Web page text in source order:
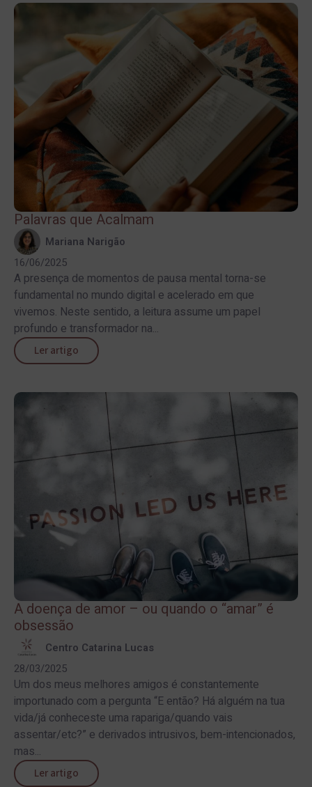
Palavras que Acalmam
Mariana Narigão
16/06/2025
A presença de momentos de pausa mental torna-se
fundamental no mundo digital e acelerado em que
vivemos. Neste sentido, a leitura assume um papel
profundo e transformador na...
Ler artigo
A doença de amor – ou quando o “amar” é
obsessão
Centro Catarina Lucas
28/03/2025
Um dos meus melhores amigos é constantemente
importunado com a pergunta “E então? Há alguém na tua
vida/já conheceste uma rapariga/quando vais
assentar/etc?” e derivados intrusivos, bem-intencionados,
mas...
Ler artigo